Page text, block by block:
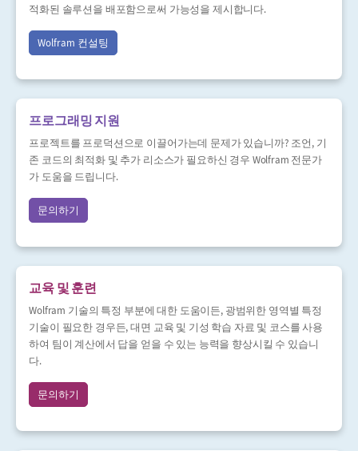
프로그래밍 지원
프로젝트를 프로덕션으로 이끌어가는데 문제가 있습니까? 조언, 기
존 코드의 최적화 및 추가 리소스가 필요하신 경우 Wolfram 전문가
가 도움을 드립니다.
문의하기
적화된 솔루션을 배포함으로써 가능성을 제시합니다.
Wolfram 컨설팅
교육 및 훈련
Wolfram 기술의 특정 부분에 대한 도움이든, 광범위한 영역별 특정
기술이 필요한 경우든, 대면 교육 및 기성 학습 자료 및 코스를 사용
하여 팀이 계산에서 답을 얻을 수 있는 능력을 향상시킬 수 있습니
다.
문의하기